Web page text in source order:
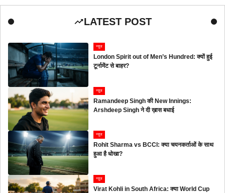
LATEST POST
न्यूज
London Spirit out of Men’s Hundred: क्यों हुई
टूर्नामेंट से बाहर?
न्यूज
Ramandeep Singh की New Innings:
Arshdeep Singh ने दी ख़ास बधाई
न्यूज
Rohit Sharma vs BCCI: क्या चयनकर्ताओं के साथ
हुआ है धोखा?
न्यूज
Virat Kohli in South Africa: क्या World Cup